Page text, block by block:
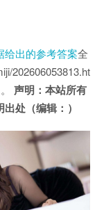
给出的参考答案全
202606053813.ht
声明：本站所有
处（编辑：）